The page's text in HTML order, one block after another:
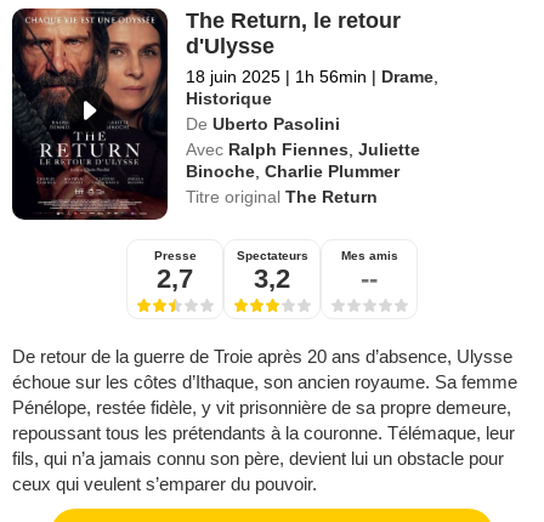
The Return, le retour
d'Ulysse
18 juin 2025 | 1h 56min | Drame
Historique
De Uberto Pasolini
Avec Ralph Fiennes ,Juliette
Binoche ,Charlie Plummer
Titre originalThe Return
Presse
2,7
Spectateurs
3,2
Mes amis
--
De retour de la guerre de Troie après 20 ans d’absence, Ulysse
échoue sur les côtes d’Ithaque, son ancien royaume. Sa femme
Pénélope, restée fidèle, y vit prisonnière de sa propre demeure,
repoussant tous les prétendants à la couronne. Télémaque, leur
fils, qui n’a jamais connu son père, devient lui un obstacle pour
ceux qui veulent s’emparer du pouvoir.